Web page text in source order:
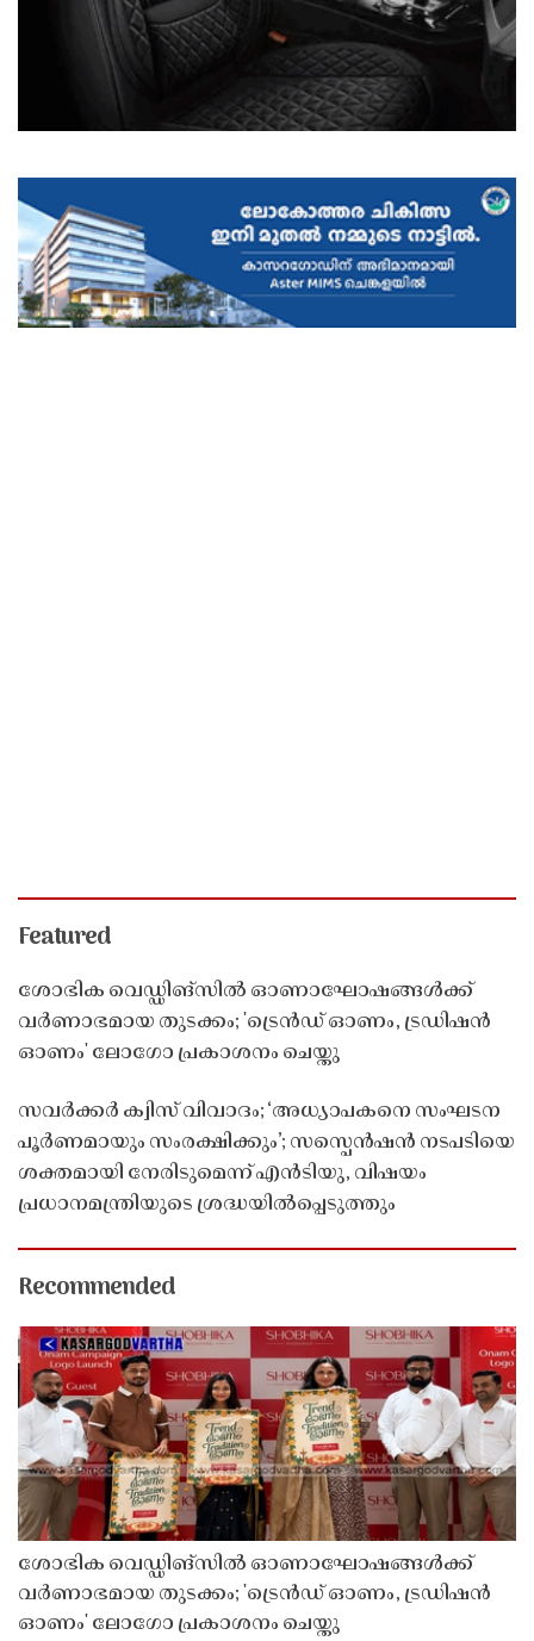
Featured
ശോഭിക വെഡ്ഡിങ്സിൽ ഓണാഘോഷങ്ങൾക്ക്
വർണാഭമായ തുടക്കം; 'ട്രെൻഡ് ഓണം, ട്രഡിഷൻ
ഓണം' ലോഗോ പ്രകാശനം ചെയ്തു
സവർക്കർ ക്വിസ് വിവാദം; ‘അധ്യാപകനെ സംഘടന
പൂർണമായും സംരക്ഷിക്കും’; സസ്പെൻഷൻ നടപടിയെ
ശക്തമായി നേരിടുമെന്ന് എൻടിയു, വിഷയം
പ്രധാനമന്ത്രിയുടെ ശ്രദ്ധയിൽപ്പെടുത്തും
Recommended
ശോഭിക വെഡ്ഡിങ്സിൽ ഓണാഘോഷങ്ങൾക്ക്
വർണാഭമായ തുടക്കം; 'ട്രെൻഡ് ഓണം, ട്രഡിഷൻ
ഓണം' ലോഗോ പ്രകാശനം ചെയ്തു